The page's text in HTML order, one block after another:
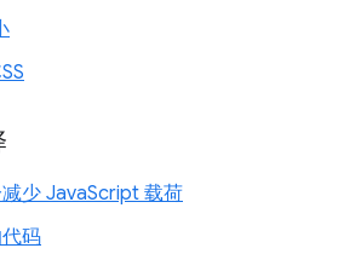
少 JavaScript 载荷
码